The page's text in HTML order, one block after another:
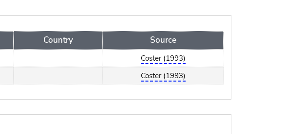
Country Source
Coster (1993)
Coster (1993)